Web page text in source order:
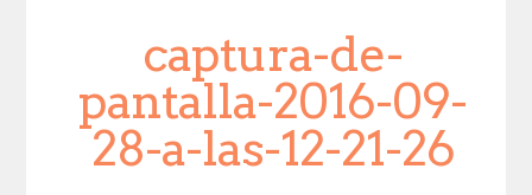
captura-de-
pantalla-2016-09-
28-a-las-12-21-26